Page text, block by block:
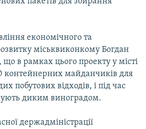
економічного та
міськвиконкому Богдан
що в рамках цього проекту у місті
контейнерних майданчиків для
побутових відходів, і під час
диким виноградом.
держадміністрації